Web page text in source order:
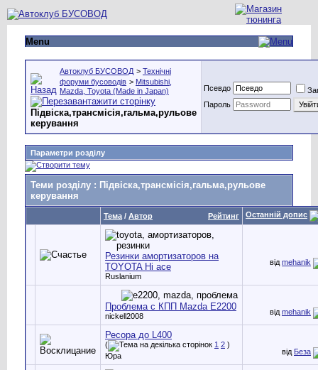
Menu
Автоклуб БУСОВОД > Технічні
форуми бусоводів > Mitsubishi,
Mazda, Toyota (Made in Japan)
Підвіска,трансмісія,гальма,рульове
керування
Псевдо
Пароль
Параметри розділу
Теми розділу : Підвіска,трансмісія,гальма,рульове
керування
Рейтинг
Тема / Автор Останній допис
Резинки амортизаторов на
TOYOTA Hi ace
Ruslanium
від mehanik
Проблема с КПП Mazda E2200
nickell2008 від mehanik
Ресора до L400
( 1 2 )
Юра
від Беза